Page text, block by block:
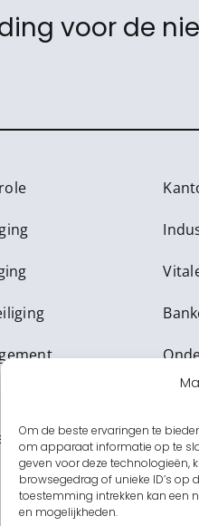
Om de beste ervaringen te
om apparaat informatie op te
geven voor deze technologieën,
browsegedrag of unieke ID’s op
toestemming intrekken kan een
en mogelijkheden.
voor de